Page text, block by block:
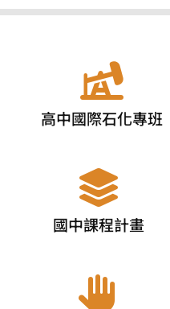
高中國際石化專班
國中課程計畫